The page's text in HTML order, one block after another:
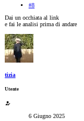
#8
Dai un occhiata al link
e fai le analisi prima di andare
tizia
Utente
6 Giugno 2025